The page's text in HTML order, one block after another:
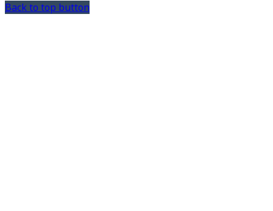
Back to top button